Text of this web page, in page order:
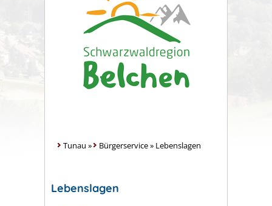
Tunau » Bürgerservice» Lebenslagen
Lebenslagen